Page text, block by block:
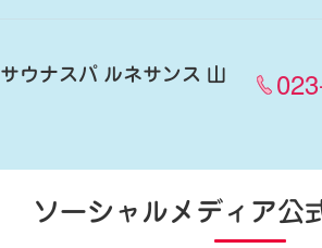
サウナスパ ルネサンス 山
ソーシャルメディア公